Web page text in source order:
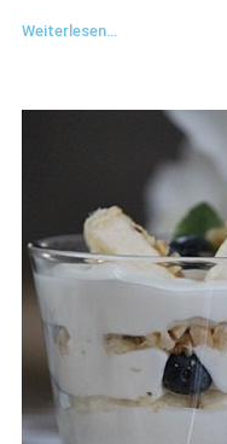
Weiterlesen...